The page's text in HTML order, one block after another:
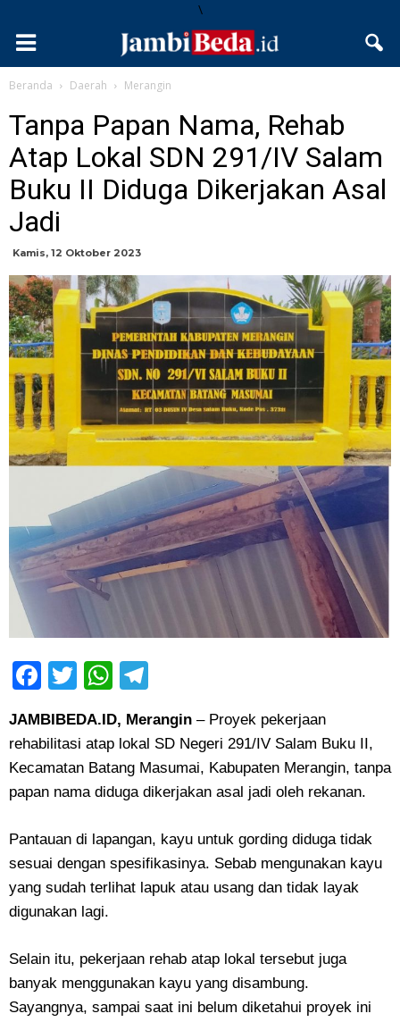
\
Beranda Daerah Merangin
Tanpa Papan Nama, Rehab
Atap Lokal SDN 291/IV Salam
Buku II Diduga Dikerjakan Asal
Jadi
Kamis, 12 Oktober 2023
Facebook
TwitterWhatsApp
JAMBIBEDA.ID, Merangin – Proyek pekerjaan
rehabilitasi atap lokal SD Negeri 291/IV Salam Buku II,
Kecamatan Batang Masumai, Kabupaten Merangin, tanpa
papan nama diduga dikerjakan asal jadi oleh rekanan.
Pantauan di lapangan, kayu untuk gording diduga tidak
sesuai dengan spesifikasinya. Sebab mengunakan kayu
yang sudah terlihat lapuk atau usang dan tidak layak
digunakan lagi.
Selain itu, pekerjaan rehab atap lokal tersebut juga
banyak menggunakan kayu yang disambung.
Sayangnya, sampai saat ini belum diketahui proyek ini